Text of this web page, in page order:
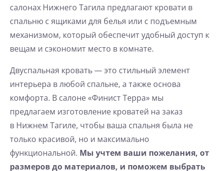
салонах Нижнего Тагила предлагают кровати в
спальню с ящиками для белья или с подъемным
механизмом, который обеспечит удобный доступ к
вещам и сэкономит место в комнате.
Двуспальная кровать — это стильный элемент
интерьера в любой спальне, а также основа
комфорта. В салоне «Финист Терра» мы
предлагаем изготовление кроватей на заказ
в Нижнем Тагиле, чтобы ваша спальня была не
только красивой, но и максимально
функциональной. Мы учтем ваши пожелания, от
размеров до материалов, и поможем выбрать